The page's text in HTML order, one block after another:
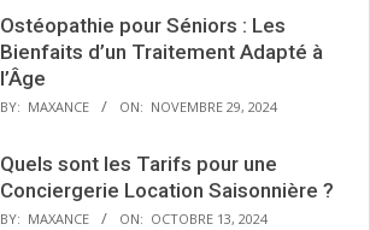
Ostéopathie pour Séniors : Les
Bienfaits d’un Traitement Adapté à
l’Âge
BY: MAXANCE ON: NOVEMBRE 29, 2024
Quels sont les Tarifs pour une
Conciergerie Location Saisonnière ?
BY: MAXANCE ON: OCTOBRE 13, 2024